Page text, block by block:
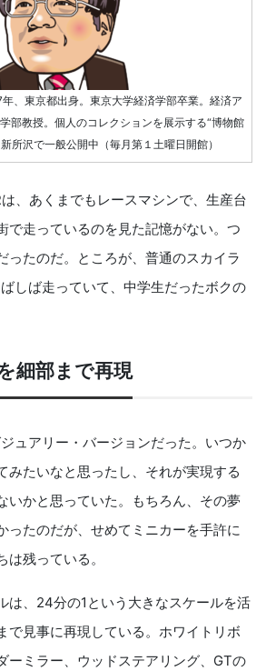
、東京都出身。東京大学経済学部卒業。経済ア
部教授。個人のコレクションを展示する“博物館
所沢で一般公開中（毎月第１土曜日開館）
、あくまでもレースマシンで、生産台
で走っているのを見た記憶がない。つ
ったのだ。ところが、普通のスカイラ
しば走っていて、中学生だったボクの
細部まで再現
ュアリー・バージョンだった。いつか
みたいなと思ったし、それが実現する
いかと思っていた。もちろん、その夢
ったのだが、せめてミニカーを手許に
残っている。
は、24分の1という大きなスケールを活
で見事に再現している。ホワイトリボ
ーミラー、ウッドステアリング、GTの